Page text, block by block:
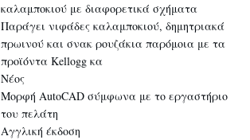
καλαμποκιού με διαφορετικά σχήματα
Παράγει νιφάδες καλαμποκιού, δημητριακά
πρωινού και σνακ ρουζάκια παρόμοια με τα
προϊόντα Kellogg κα
Νέος
Μορφή AutoCAD σύμφωνα με το εργαστήριο
του πελάτη
Αγγλική έκδοση